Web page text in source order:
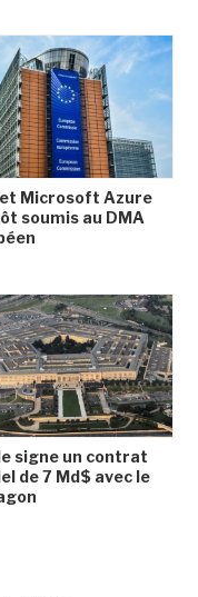
et Microsoft Azure
soumis au DMA
signe un contrat
de 7 Md$ avec le